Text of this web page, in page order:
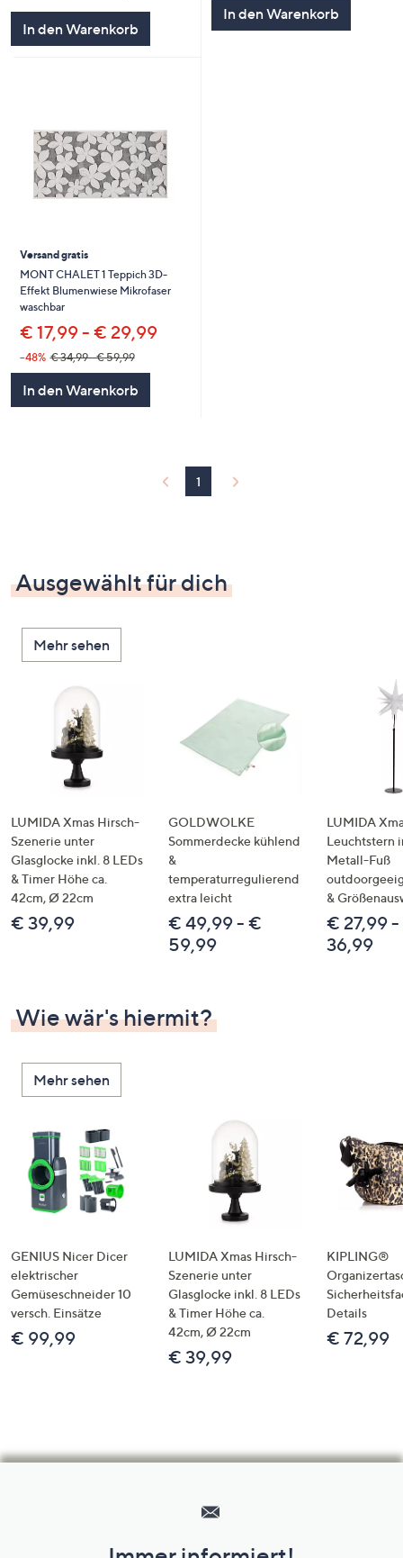
In den Warenkorb
In den Warenkorb
Versand gratis
MONT CHALET 1 Teppich 3D-
Effekt Blumenwiese Mikrofaser
waschbar
€ 17,99 - € 29,99
--48% € 34,99 - € 59,99
In den Warenkorb
1
Ausgewählt für dich
Mehr sehen
LUMIDA Xmas Hirsch-
Szenerie unter
Glasglocke inkl. 8 LEDs
& Timer Höhe ca.
42cm, Ø 22cm
€ 39,99
GOLDWOLKE
Sommerdecke kühlend
&
temperaturregulierend
extra leicht
€ 49,99 - €
59,99
LUMIDA
Leuchtstern
Metall-Fuß
&
€ 27,99
36,99
Wie wär's hiermit?
Mehr sehen
GENIUS Nicer Dicer
elektrischer
Gemüseschneider 10
versch. Einsätze
€ 99,99
LUMIDA Xmas Hirsch-
Szenerie unter
Glasglocke inkl. 8 LEDs
& Timer Höhe ca.
42cm, Ø 22cm
€ 39,99
KIPLING®
Details
€ 72,99